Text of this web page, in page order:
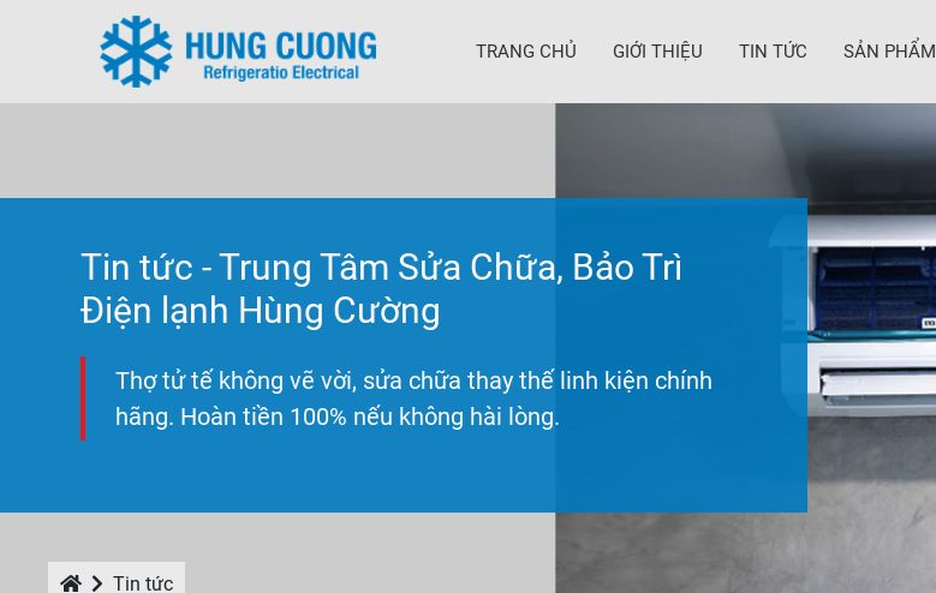
TRANG CHỦ GIỚI THIỆU TIN TỨC SẢN PHẨM
Tin tức - Trung Tâm Sửa Chữa, Bảo Trì
Điện lạnh Hùng Cường
Thợ tử tế không vẽ vời, sửa chữa thay thế linh kiện chính
hãng. Hoàn tiền 100% nếu không hài lòng.
Tin tức